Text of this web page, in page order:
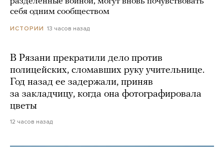
себя одним сообществом
ИСТОРИИ 13 часов назад
В Рязани прекратили дело против
полицейских, сломавших руку учительнице.
Год назад ее задержали, приняв
за закладчицу, когда она фотографировала
цветы
12 часов назад